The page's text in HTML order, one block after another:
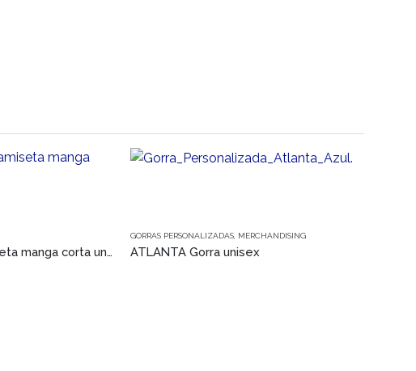
ASLI ORGANIC Camiseta manga corta unisex
Este producto tiene múltiples variantes. Las opciones se pueden elegir en la página de producto
GORRAS PERSONALIZADAS MERCHANDISING
ATLANTA Gorra unisex